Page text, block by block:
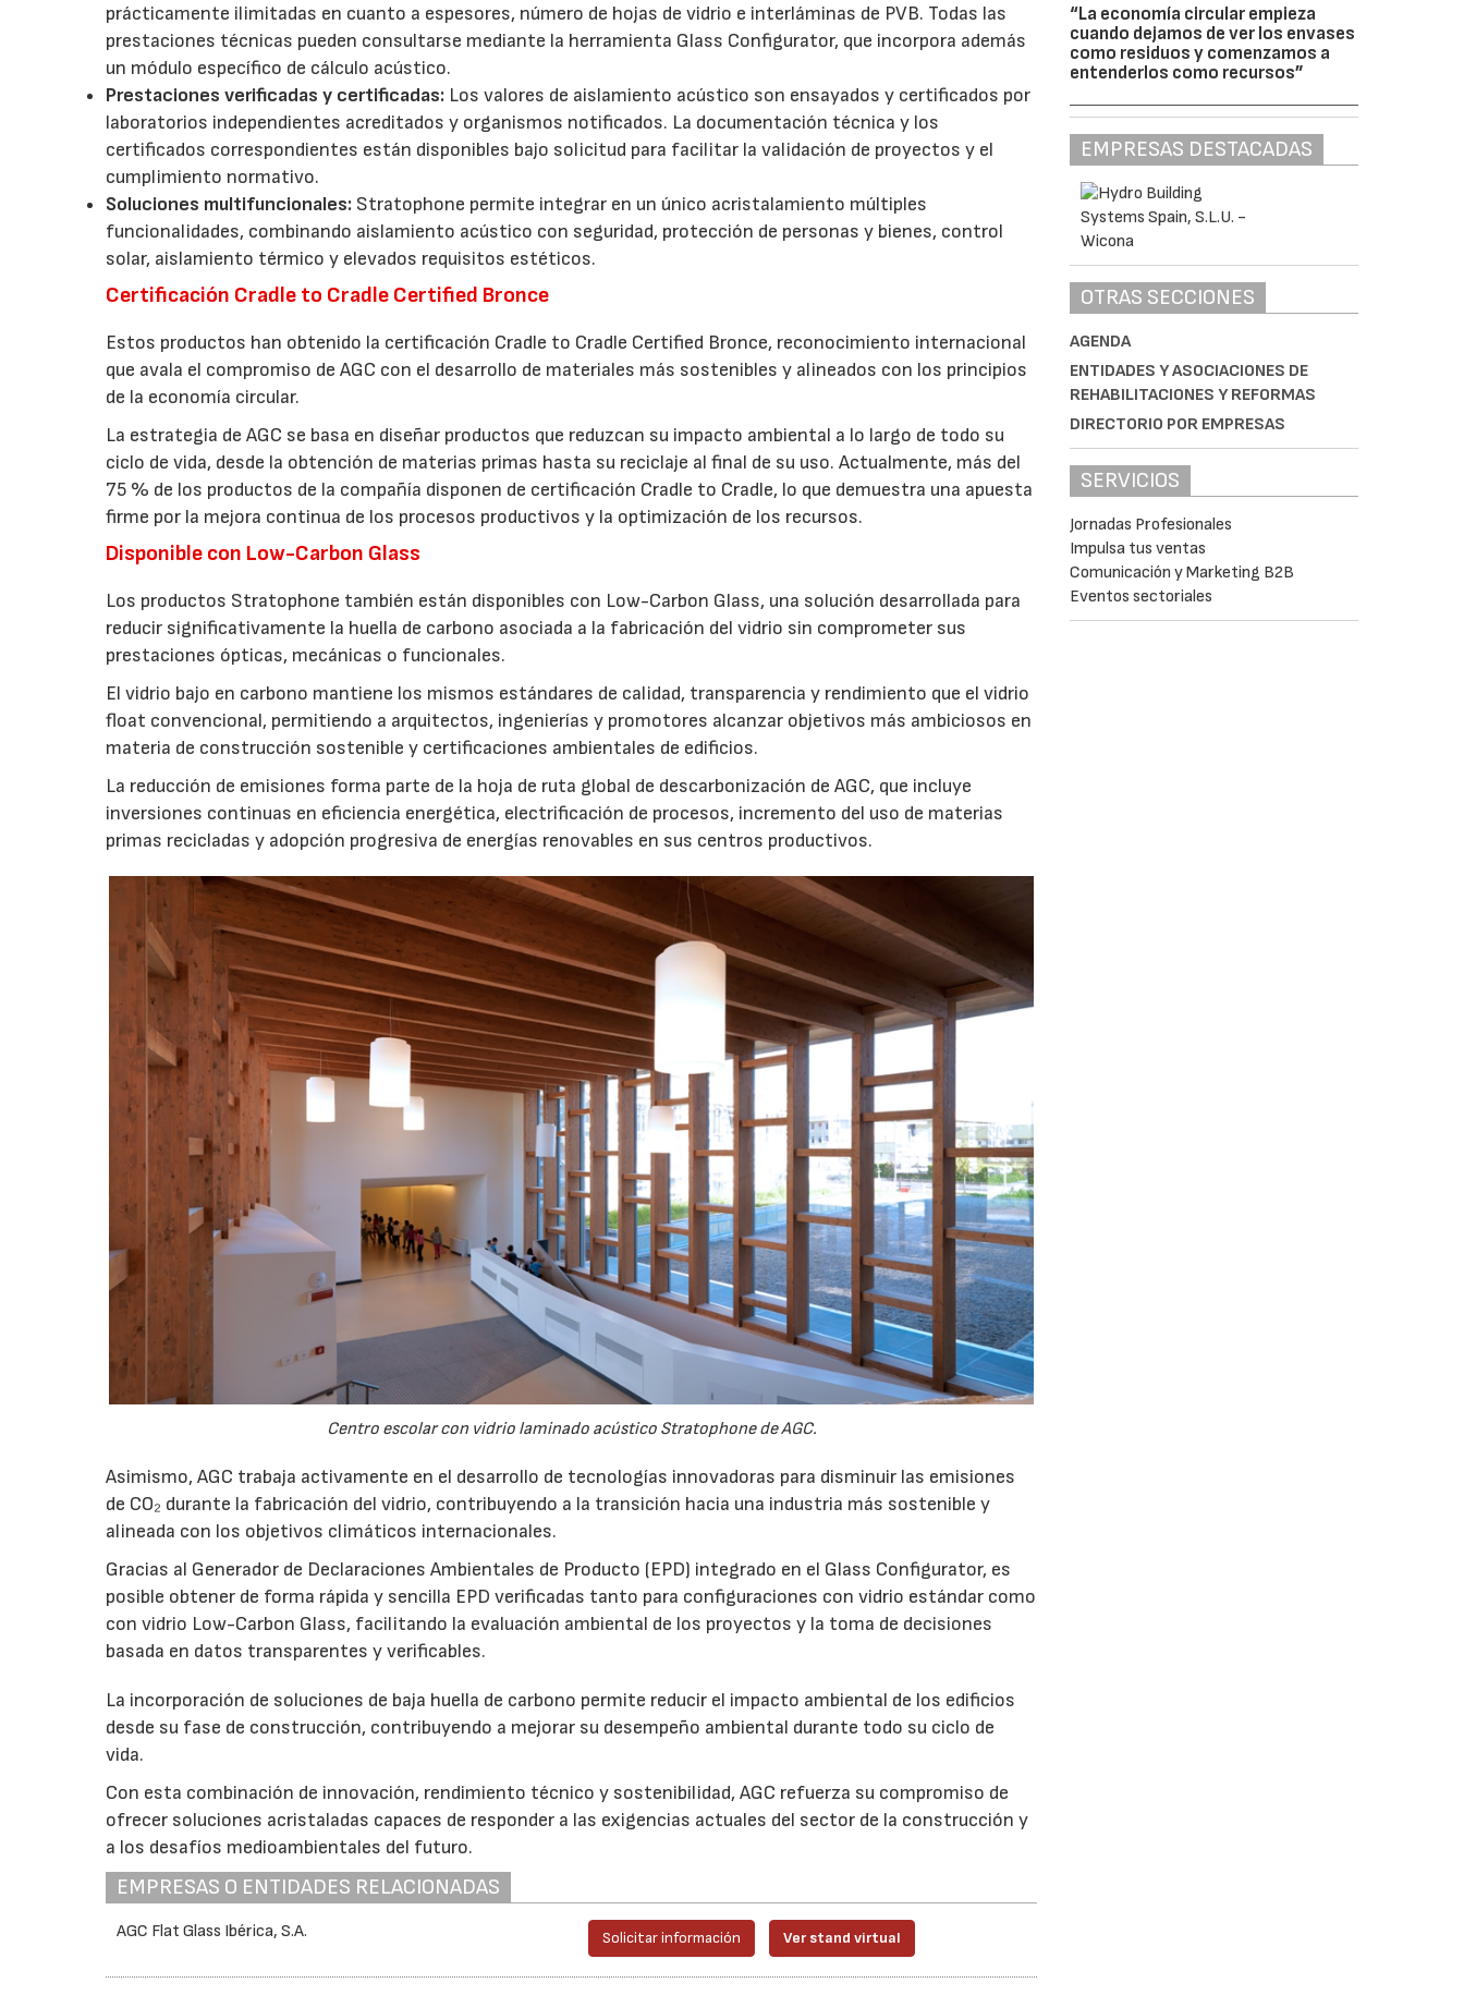
prácticamente ilimitadas en cuanto a espesores, número de hojas de vidrio e interláminas de PVB. Todas las
prestaciones técnicas pueden consultarse mediante la herramienta Glass Configurator, que incorpora además
un módulo específico de cálculo acústico.
Prestaciones verificadas y certificadas: Los valores de aislamiento acústico son ensayados y certificados por
laboratorios independientes acreditados y organismos notificados. La documentación técnica y los
certificados correspondientes están disponibles bajo solicitud para facilitar la validación de proyectos y el
cumplimiento normativo.
Soluciones multifuncionales: Stratophone permite integrar en un único acristalamiento múltiples
funcionalidades, combinando aislamiento acústico con seguridad, protección de personas y bienes, control
solar, aislamiento térmico y elevados requisitos estéticos.
Certificación Cradle to Cradle Certified Bronce
Estos productos han obtenido la certificación Cradle to Cradle Certified Bronce, reconocimiento internacional
que avala el compromiso de AGC con el desarrollo de materiales más sostenibles y alineados con los principios
de la economía circular.
La estrategia de AGC se basa en diseñar productos que reduzcan su impacto ambiental a lo largo de todo su
ciclo de vida, desde la obtención de materias primas hasta su reciclaje al final de su uso. Actualmente, más del
75 % de los productos de la compañía disponen de certificación Cradle to Cradle, lo que demuestra una apuesta
firme por la mejora continua de los procesos productivos y la optimización de los recursos.
Disponible con Low-Carbon Glass
Los productos Stratophone también están disponibles con Low-Carbon Glass, una solución desarrollada para
reducir significativamente la huella de carbono asociada a la fabricación del vidrio sin comprometer sus
prestaciones ópticas, mecánicas o funcionales.
El vidrio bajo en carbono mantiene los mismos estándares de calidad, transparencia y rendimiento que el vidrio
float convencional, permitiendo a arquitectos, ingenierías y promotores alcanzar objetivos más ambiciosos en
materia de construcción sostenible y certificaciones ambientales de edificios.
La reducción de emisiones forma parte de la hoja de ruta global de descarbonización de AGC, que incluye
inversiones continuas en eficiencia energética, electrificación de procesos, incremento del uso de materias
primas recicladas y adopción progresiva de energías renovables en sus centros productivos.
Centro escolar con vidrio laminado acústico Stratophone de AGC.
Asimismo, AGC trabaja activamente en el desarrollo de tecnologías innovadoras para disminuir las emisiones
de CO₂ durante la fabricación del vidrio, contribuyendo a la transición hacia una industria más sostenible y
alineada con los objetivos climáticos internacionales.
Gracias al Generador de Declaraciones Ambientales de Producto (EPD) integrado en el Glass Configurator, es
posible obtener de forma rápida y sencilla EPD verificadas tanto para configuraciones con vidrio estándar como
con vidrio Low-Carbon Glass, facilitando la evaluación ambiental de los proyectos y la toma de decisiones
basada en datos transparentes y verificables.
La incorporación de soluciones de baja huella de carbono permite reducir el impacto ambiental de los edificios
desde su fase de construcción, contribuyendo a mejorar su desempeño ambiental durante todo su ciclo de
vida.
Con esta combinación de innovación, rendimiento técnico y sostenibilidad, AGC refuerza su compromiso de
ofrecer soluciones acristaladas capaces de responder a las exigencias actuales del sector de la construcción y
a los desafíos medioambientales del futuro.
EMPRESAS O ENTIDADES RELACIONADAS
AGC Flat Glass Ibérica, S.A. Solicitar información Ver stand virtual
“La economía circular empieza
cuando dejamos de ver los envases
como residuos y comenzamos a
entenderlos como recursos”
EMPRESAS DESTACADAS
OTRAS SECCIONES
AGENDA
ENTIDADES Y ASOCIACIONES DE
REHABILITACIONES Y REFORMAS
DIRECTORIO POR EMPRESAS
SERVICIOS
Jornadas Profesionales
Impulsa tus ventas
Comunicación y Marketing B2B
Eventos sectoriales